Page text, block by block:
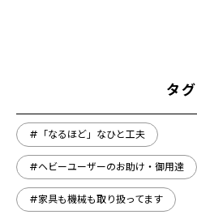
タグ
#「なるほど」なひと工夫
#ヘビーユーザーのお助け・御用達
#家具も機械も取り扱ってます